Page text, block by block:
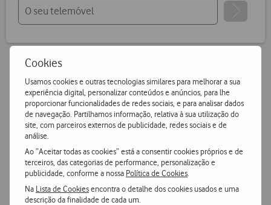
Cookies
Usamos cookies e outras tecnologias similares para melhorar a sua
experiência digital, personalizar conteúdos e anúncios, para lhe
proporcionar funcionalidades de redes sociais, e para analisar dados
de navegação. Partilhamos informação, relativa à sua utilização do
site, com parceiros externos de publicidade, redes sociais e de
análise.
Ao “Aceitar todas as cookies” está a consentir cookies próprios e de
terceiros, das categorias de performance, personalização e
publicidade, conforme a nossa Política de Cookies
Na Lista de Cookiesencontra o detalhe dos cookies usados e uma
descrição da finalidade de cada um.
Vantagens Vodafone.pt
14 dias para devoluções
nossas lojas ou CTT.
Entrega grátis e ultrarápida
Encomende hoje antes das 16h e receba no dia útil